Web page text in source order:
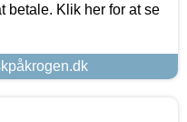
betale. Klik her for at se